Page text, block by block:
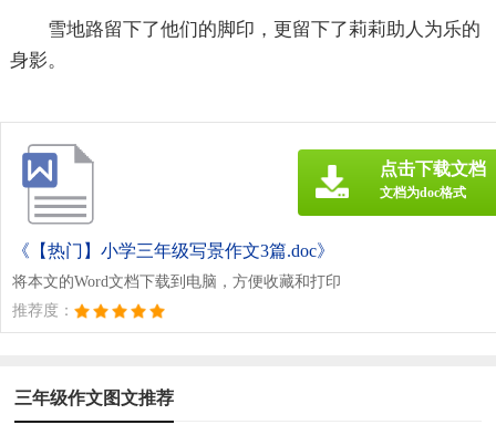
雪地路留下了他们的脚印，更留下了莉莉助人为乐的
身影。
《【热门】小学三年级写景作文3篇.doc》
将本文的Word文档下载到电脑，方便收藏和打印
推荐度：
点击下载文档
文档为doc格式
三年级作文图文推荐